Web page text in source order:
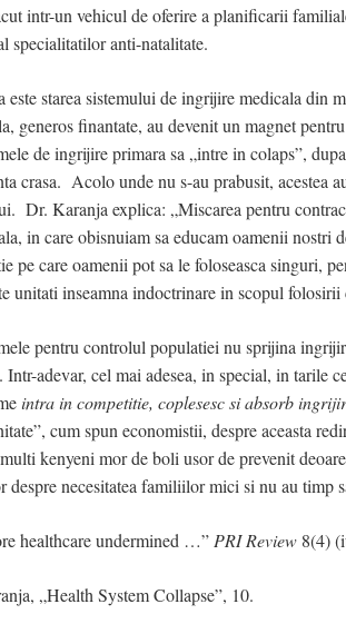
intr-un vehicul de oferire a planificarii
specialitatilor anti-natalitate.
este starea sistemului de ingrijire medicala din
generos finantate, au devenit un magnet
de ingrijire primara sa „intre in colaps”,
crasa. Acolo unde nu s-au prabusit, acestea
Dr. Karanja explica: „Miscarea pentru
in care obisnuiam sa educam oamenii nostri
pe care oamenii pot sa le foloseasca singuri,
unitati inseamna indoctrinare in scopul folosirii
pentru controlul populatiei nu sprijina
Intr-adevar, cel mai adesea, in special, in tarile
intra in competitie, coplesesc si absorb
cum spun economistii, despre aceasta
kenyeni mor de boli usor de prevenit
despre necesitatea familiilor mici si nu au timp
healthcare undermined …” PRI Review 8(4)
„Health System Collapse”, 10.